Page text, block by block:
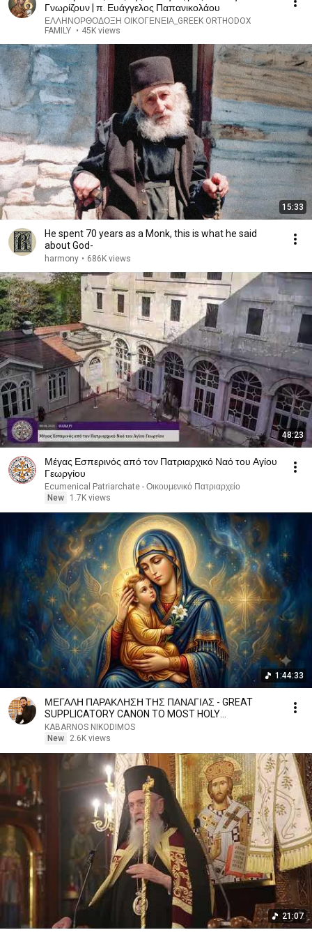
Γνωρίζουν | π. Ευάγγελος Παπανικολάου
ΕΛΛΗΝΟΡΘΟΔΟΞΗ ΟΙΚΟΓΕΝΕΙΑ_GREEK ORTHODOX
FAMILY • 45K views
15:33
He spent 70 years as a Monk, this is what he said
about God-
harmony • 686K views
48:23
Μέγας Εσπερινός από τον Πατριαρχικό Ναό του Αγίου
Γεωργίου
Ecumenical Patriarchate - Οικουμενικό Πατριαρχείο
New
1.7K views
1:44:33
ΜΕΓΑΛΗ ΠΑΡΑΚΛΗΣΗ ΤΗΣ ΠΑΝΑΓΙΑΣ - GREAT
SUPPLICATORY CANON TO MOST HOLY
THEOTOKOS
KABARNOS NIKODIMOS
New
2.6K views
21:07